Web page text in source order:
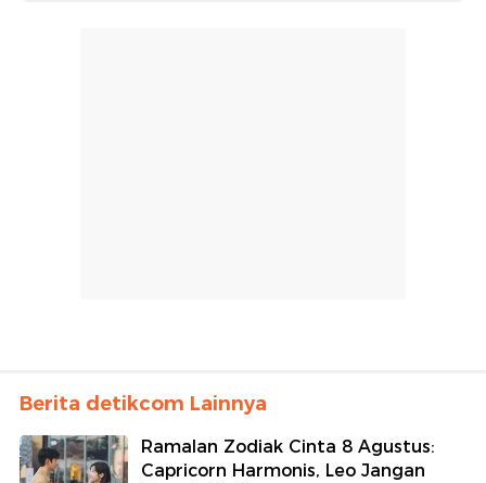
Berita detikcom Lainnya
Ramalan Zodiak Cinta 8 Agustus:
Capricorn Harmonis, Leo Jangan